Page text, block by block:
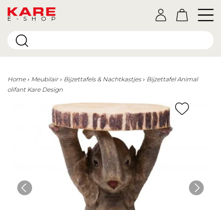
E-SHOP
Home Meubilair Bijzettafels & Nachtkastjes
Bijzettafel Animal
olifant Kare Design